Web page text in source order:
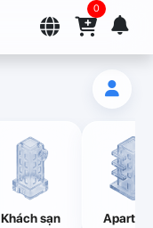
0
Khách sạn